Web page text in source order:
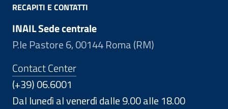
RECAPITI E CONTATTI
INAIL Sede centrale
P.le Pastore 6, 00144 Roma (RM)
Contact Center
(+39) 06.6001
Dal lunedì al venerdì dalle 9.00 alle 18.00